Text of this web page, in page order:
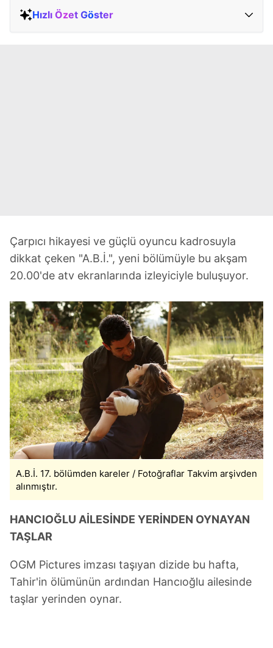
Hızlı Özet Göster
Çarpıcı hikayesi ve güçlü oyuncu kadrosuyla
dikkat çeken "A.B.İ.", yeni bölümüyle bu akşam
20.00'de atv ekranlarında izleyiciyle buluşuyor.
A.B.İ. 17. bölümden kareler / Fotoğraflar Takvim arşivden
alınmıştır.
HANCIOĞLU AİLESİNDE YERİNDEN OYNAYAN
TAŞLAR
OGM Pictures imzası taşıyan dizide bu hafta,
Tahir'in ölümünün ardından Hancıoğlu ailesinde
taşlar yerinden oynar.